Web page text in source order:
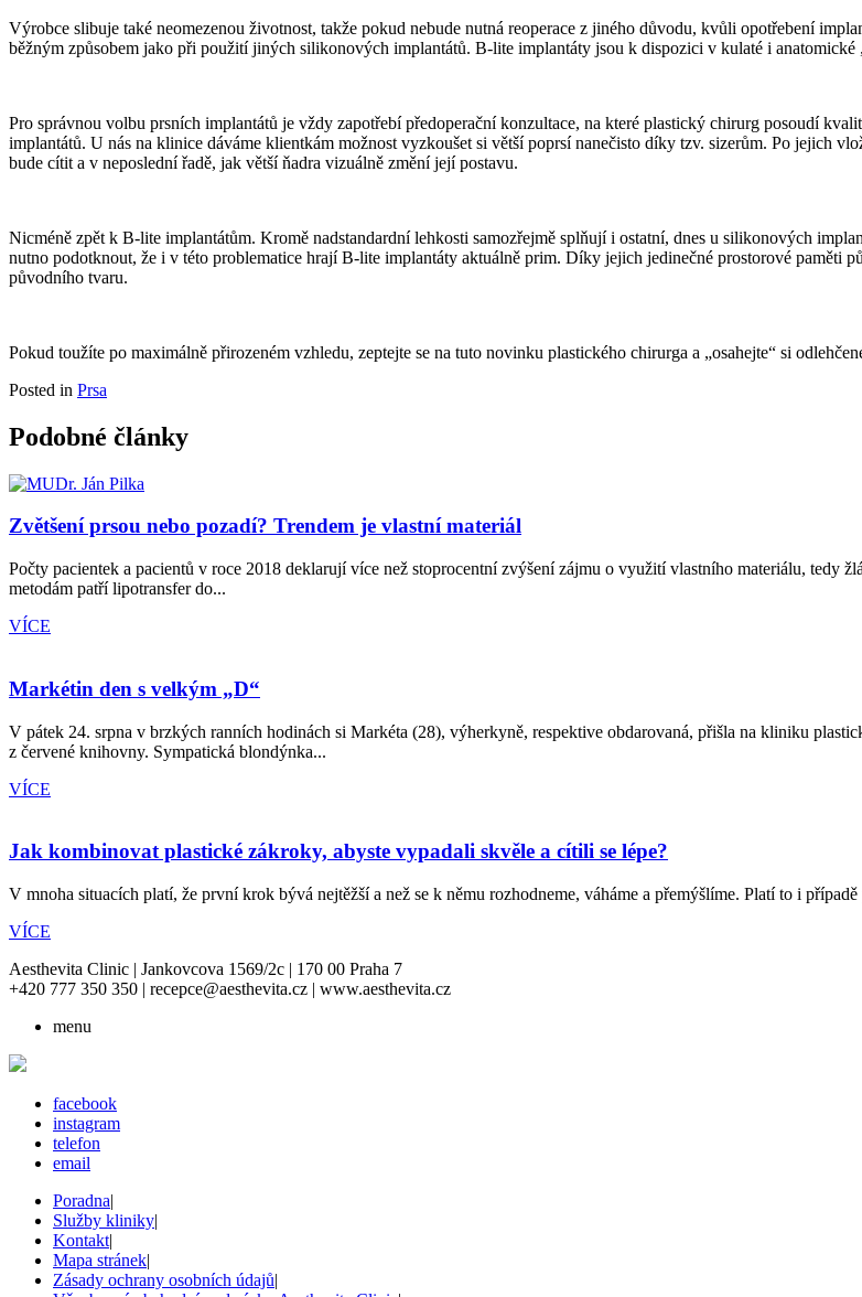
Výrobce slibuje také neomezenou životnost, takže pokud nebude nutná reoperace z jiného důvodu, kvůli opotřebení
běžným způsobem jako při použití jiných silikonových implantátů. B-lite implantáty jsou k dispozici v kulaté i anatomické
Pro správnou volbu prsních implantátů je vždy zapotřebí předoperační konzultace, na které plastický chirurg posoudí
implantátů. U nás na klinice dáváme klientkám možnost vyzkoušet si větší poprsí nanečisto díky tzv. sizerům. Po jejich
bude cítit a v neposlední řadě, jak větší ňadra vizuálně změní její postavu.
Nicméně zpět k B-lite implantátům. Kromě nadstandardní lehkosti samozřejmě splňují i ostatní, dnes u silikonových
nutno podotknout, že i v této problematice hrají B-lite implantáty aktuálně prim. Díky jejich jedinečné prostorové paměti
původního tvaru.
Pokud toužíte po maximálně přirozeném vzhledu, zeptejte se na tuto novinku plastického chirurga a „osahejte“ si
Posted in Prsa
Podobné články
Zvětšení prsou nebo pozadí? Trendem je vlastní materiál
Počty pacientek a pacientů v roce 2018 deklarují více než stoprocentní zvýšení zájmu o využití vlastního materiálu, tedy
metodám patří lipotransfer do...
VÍCE
Markétin den s velkým „D“
V pátek 24. srpna v brzkých ranních hodinách si Markéta (28), výherkyně, respektive obdarovaná, přišla na kliniku
z červené knihovny. Sympatická blondýnka...
VÍCE
Jak kombinovat plastické zákroky, abyste vypadali skvěle a cítili se lépe?
V mnoha situacích platí, že první krok bývá nejtěžší a než se k němu rozhodneme, váháme a přemýšlíme. Platí to i
VÍCE
Aesthevita Clinic | Jankovcova 1569/2c | 170 00 Praha 7
+420 777 350 350 | recepce@aesthevita.cz | www.aesthevita.cz
menu
facebook
instagram
telefon
email
Poradna|
Služby kliniky|
Kontakt|
Mapa stránek|
Zásady ochrany osobních údajů|